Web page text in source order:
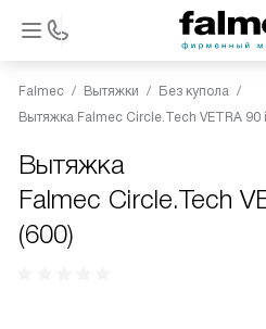
Falmec Вытяжки
Без купола
Вытяжка Falmec Circle.Tech VETRA 90
Вытяжка
Falmec Circle.Tech
(600)